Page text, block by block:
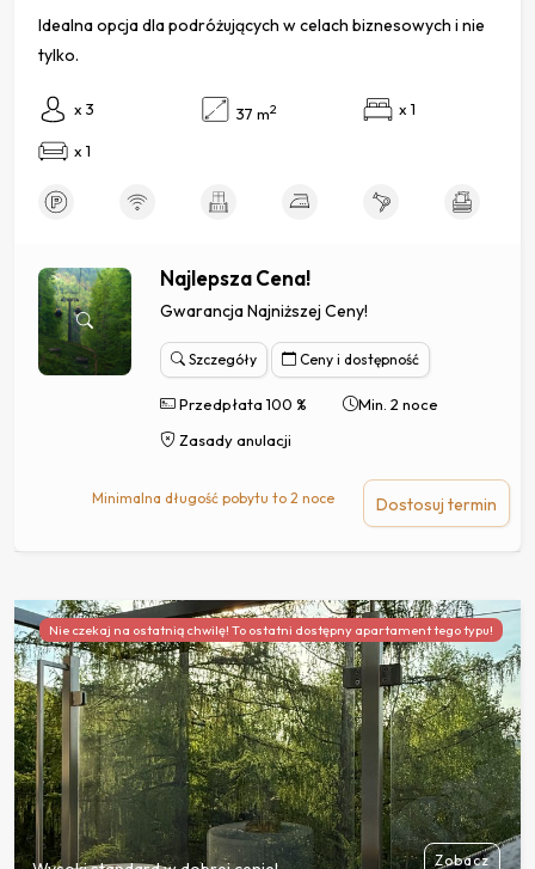
Idealna opcja dla podróżujących w celach biznesowych i nie
tylko.
x 3 37 m2 x 1
x 1
Najlepsza Cena!
Gwarancja Najniższej Ceny!
Szczegóły Ceny i dostępność
Przedpłata 100 %
Min. 2 noce
Zasady anulacji
Minimalna długość pobytu to 2 noce Dostosuj termin
Nie czekaj na ostatnią chwilę! To ostatni dostępny apartament tego typu!
Zobacz